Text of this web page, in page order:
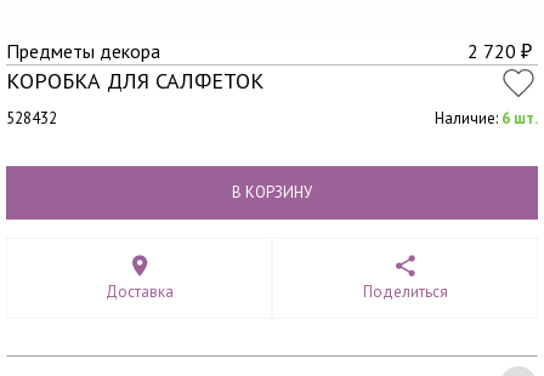
Предметы декора 2 720 ₽
КОРОБКА ДЛЯ САЛФЕТОК
528432 Наличие: 6 шт.
В КОРЗИНУ
Доставка Поделиться